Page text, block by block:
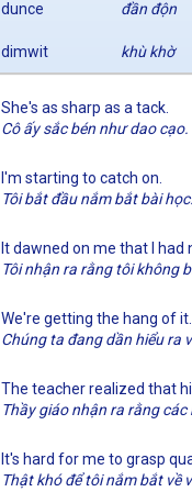
dunce đần độn
dimwit khù khờ
She's as sharp as a tack.
Cô ấy sắc bén như dao cạo.
I'm starting to catch on.
Tôi bắt đầu nắm bắt bài học.
It dawned on me that I had
Tôi nhận ra rằng tôi không
We're getting the hang of it.
Chúng ta đang dần hiểu ra
The teacher realized that
Thầy giáo nhận ra rằng
It's hard for me to grasp
Thật khó để tôi nắm bắt về